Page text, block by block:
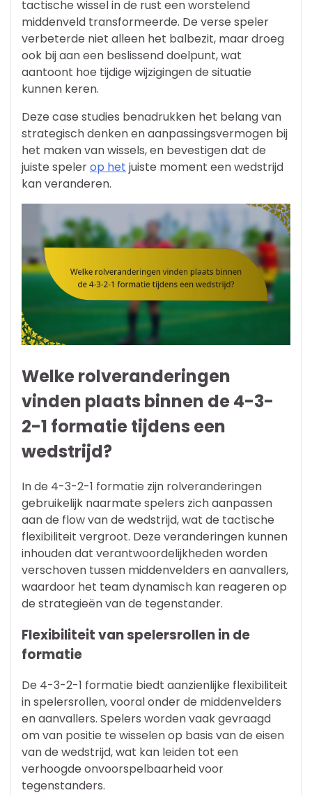
tactische wissel in de rust een worstelend
middenveld transformeerde. De verse speler
verbeterde niet alleen het balbezit, maar droeg
ook bij aan een beslissend doelpunt, wat
aantoont hoe tijdige wijzigingen de situatie
kunnen keren.
Deze case studies benadrukken het belang van
strategisch denken en aanpassingsvermogen bij
het maken van wissels, en bevestigen dat de
juiste spelerop het juiste moment een wedstrijd
kan veranderen.
Welke rolveranderingen
vinden plaats binnen de 4-3-
2-1 formatie tijdens een
wedstrijd?
In de 4-3-2-1 formatie zijn rolveranderingen
gebruikelijk naarmate spelers zich aanpassen
aan de flow van de wedstrijd, wat de tactische
flexibiliteit vergroot. Deze veranderingen kunnen
inhouden dat verantwoordelijkheden worden
verschoven tussen middenvelders en aanvallers,
waardoor het team dynamisch kan reageren op
de strategieën van de tegenstander.
Flexibiliteit van spelersrollen in de
formatie
De 4-3-2-1 formatie biedt aanzienlijke flexibiliteit
in spelersrollen, vooral onder de middenvelders
en aanvallers. Spelers worden vaak gevraagd
om van positie te wisselen op basis van de eisen
van de wedstrijd, wat kan leiden tot een
verhoogde onvoorspelbaarheid voor
tegenstanders.